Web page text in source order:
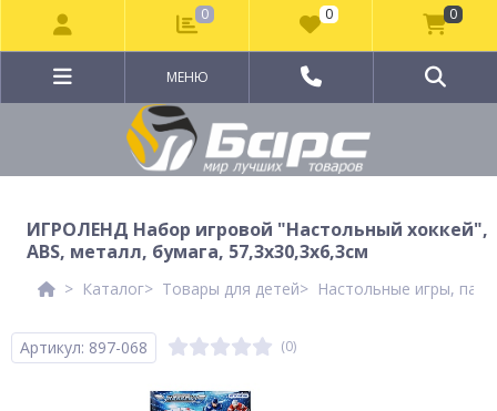
МЕНЮ
ИГРОЛЕНД Набор игровой "Настольный хоккей",
ABS, металл, бумага, 57,3х30,3х6,3см
Каталог Товары для детей Настольные игры,
Артикул: 897-068 (0)
0 0 0